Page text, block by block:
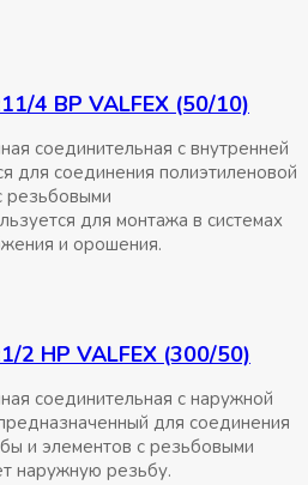
4 ВР VALFEX (50/10)
соединительная c внутренней
для соединения полиэтиленовой
резьбовыми
для монтажа в системах
и орошения.
2 НР VALFEX (300/50)
соединительная c наружной
для соединения
и элементов с резьбовыми
наружную резьбу.